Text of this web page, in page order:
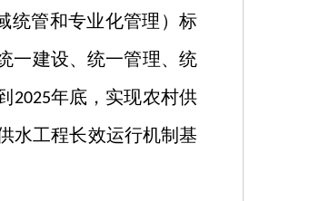
统管和专业化管理）标
一建设、统一管理、统
2025年底，实现农村供
水工程长效运行机制基